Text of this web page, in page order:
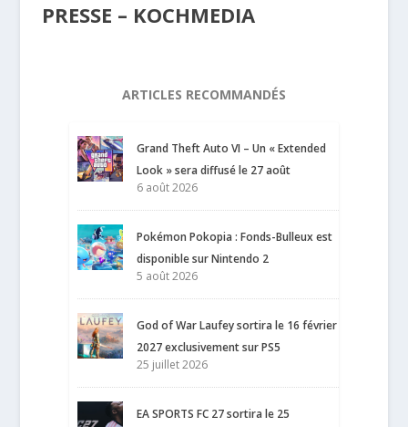
PRESSE – KOCHMEDIA
ARTICLES RECOMMANDÉS
Grand Theft Auto VI – Un « Extended
Look » sera diffusé le 27 août
6 août 2026
Pokémon Pokopia : Fonds-Bulleux est
disponible sur Nintendo 2
5 août 2026
God of War Laufey sortira le 16 février
2027 exclusivement sur PS5
25 juillet 2026
EA SPORTS FC 27 sortira le 25